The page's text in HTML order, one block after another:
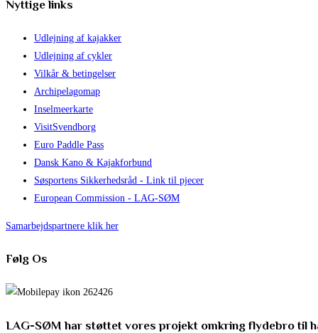
Nyttige links
Udlejning af kajakker
Udlejning af cykler
Vilkår & betingelser
Archipelagomap
Inselmeerkarte
VisitSvendborg
Euro Paddle Pass
Dansk Kano & Kajakforbund
Søsportens Sikkerhedsråd - Link til pjecer
European Commission - LAG-SØM
Samarbejdspartnere klik her
Følg Os
LAG-SØM har støttet vores projekt omkring flydebro til